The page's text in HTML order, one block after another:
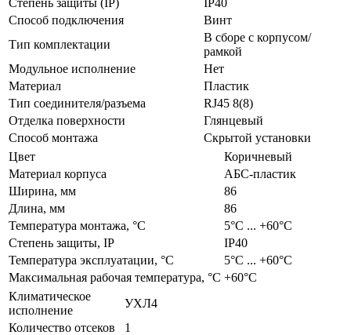
Способ подключения
Винт
Тип комплектации
В сборе с корпусом/
рамкой
Модульное исполнение
Нет
Материал
Пластик
Тип соединителя/разъема
RJ45 8(8)
Отделка поверхности
Глянцевый
Способ монтажа
Скрытой установки
Цвет
Коричневый
Материал корпуса
АБС-пластик
Ширина, мм
86
Длина, мм
86
Температура монтажа, °С
­5°С ... +60°С
Степень защиты, IP
IP40
Температура эксплуатации, °С
­5°С ... +60°С
Максимальная рабочая температура, °С +60°C
Климатическое
исполнение
УХЛ4
Количество отсеков
1